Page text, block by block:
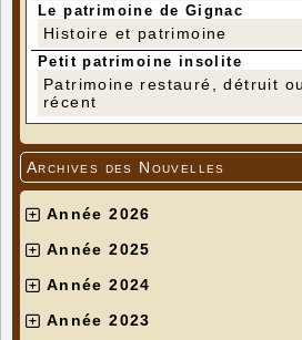
Le patrimoine de Gignac
Histoire et patrimoine
Petit patrimoine insolite
Patrimoine restauré, détruit ou
récent
Archives des Nouvelles
Année 2026
Année 2025
Année 2024
Année 2023